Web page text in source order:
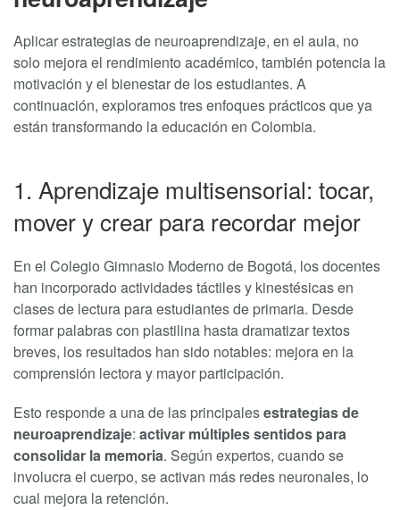
Aplicar estrategias de neuroaprendizaje, en el aula, no
solo mejora el rendimiento académico, también potencia la
motivación y el bienestar de los estudiantes. A
continuación, exploramos tres enfoques prácticos que ya
están transformando la educación en Colombia.
1. Aprendizaje multisensorial: tocar,
mover y crear para recordar mejor
En el Colegio Gimnasio Moderno de Bogotá, los docentes
han incorporado actividades táctiles y kinestésicas en
clases de lectura para estudiantes de primaria. Desde
formar palabras con plastilina hasta dramatizar textos
breves, los resultados han sido notables: mejora en la
comprensión lectora y mayor participación.
Esto responde a una de las principalesestrategias de
neuroaprendizaje: activar múltiples sentidos para
consolidar la memoria. Según expertos, cuando se
involucra el cuerpo, se activan más redes neuronales, lo
cual mejora la retención.